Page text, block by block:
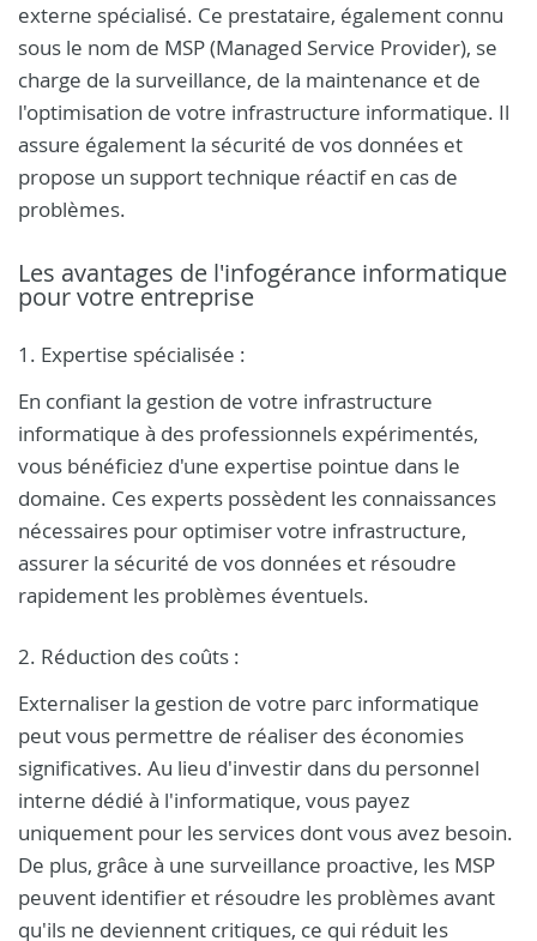
externe spécialisé. Ce prestataire, également connu
sous le nom de MSP (Managed Service Provider), se
charge de la surveillance, de la maintenance et de
l'optimisation de votre infrastructure informatique. Il
assure également la sécurité de vos données et
propose un support technique réactif en cas de
problèmes.
Les avantages de l'infogérance informatique
pour votre entreprise
1. Expertise spécialisée :
En confiant la gestion de votre infrastructure
informatique à des professionnels expérimentés,
vous bénéficiez d'une expertise pointue dans le
domaine. Ces experts possèdent les connaissances
nécessaires pour optimiser votre infrastructure,
assurer la sécurité de vos données et résoudre
rapidement les problèmes éventuels.
2. Réduction des coûts :
Externaliser la gestion de votre parc informatique
peut vous permettre de réaliser des économies
significatives. Au lieu d'investir dans du personnel
interne dédié à l'informatique, vous payez
uniquement pour les services dont vous avez besoin.
De plus, grâce à une surveillance proactive, les MSP
peuvent identifier et résoudre les problèmes avant
qu'ils ne deviennent critiques, ce qui réduit les